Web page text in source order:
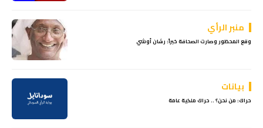
منبر الرأي
وقع المحظور وصارت الصحافة خبراً: رشان أوشي
بيانات
حراك: من نحن؟ .. حراك ملكية عامة